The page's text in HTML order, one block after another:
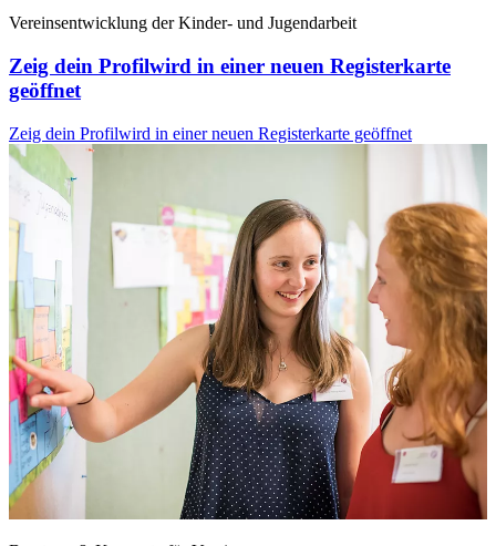
Vereinsentwicklung der Kinder- und Jugendarbeit
Zeig dein Profilwird in einer neuen Registerkarte
geöffnet
Zeig dein Profilwird in einer neuen Registerkarte geöffnet